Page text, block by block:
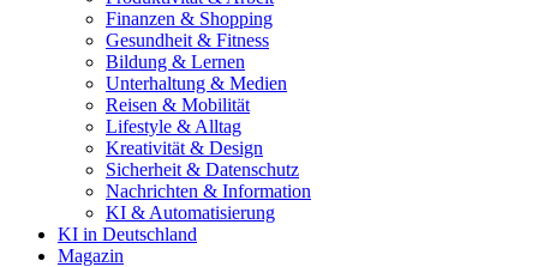
Finanzen & Shopping
Gesundheit & Fitness
Bildung & Lernen
Unterhaltung & Medien
Reisen & Mobilität
Lifestyle & Alltag
Kreativität & Design
Sicherheit & Datenschutz
Nachrichten & Information
KI & Automatisierung
KI in Deutschland
Magazin